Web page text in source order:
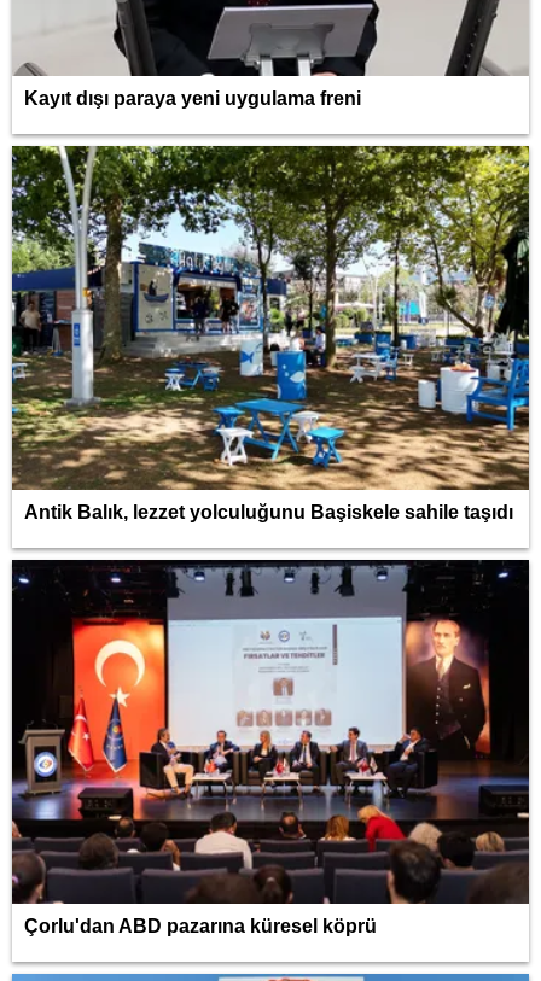
Kayıt dışı paraya yeni uygulama freni
Antik Balık, lezzet yolculuğunu Başiskele sahile taşıdı
Çorlu'dan ABD pazarına küresel köprü